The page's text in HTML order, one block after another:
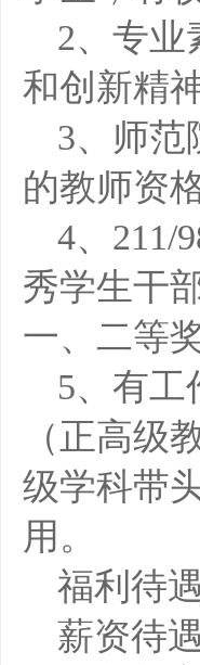
2、专业
和创新精
3、师范
的教师资
4、211/
秀学生干
一、二等
5、有工
（正高级
级学科带
用。
福利待遇
薪资待